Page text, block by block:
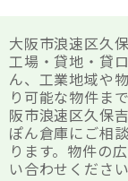
大阪市浪速区久
工場・貸地・貸
ん、工業地域や
り可能な物件ま
阪市浪速区久保
ぽん倉庫にご相
ります。物件の
い合わせください